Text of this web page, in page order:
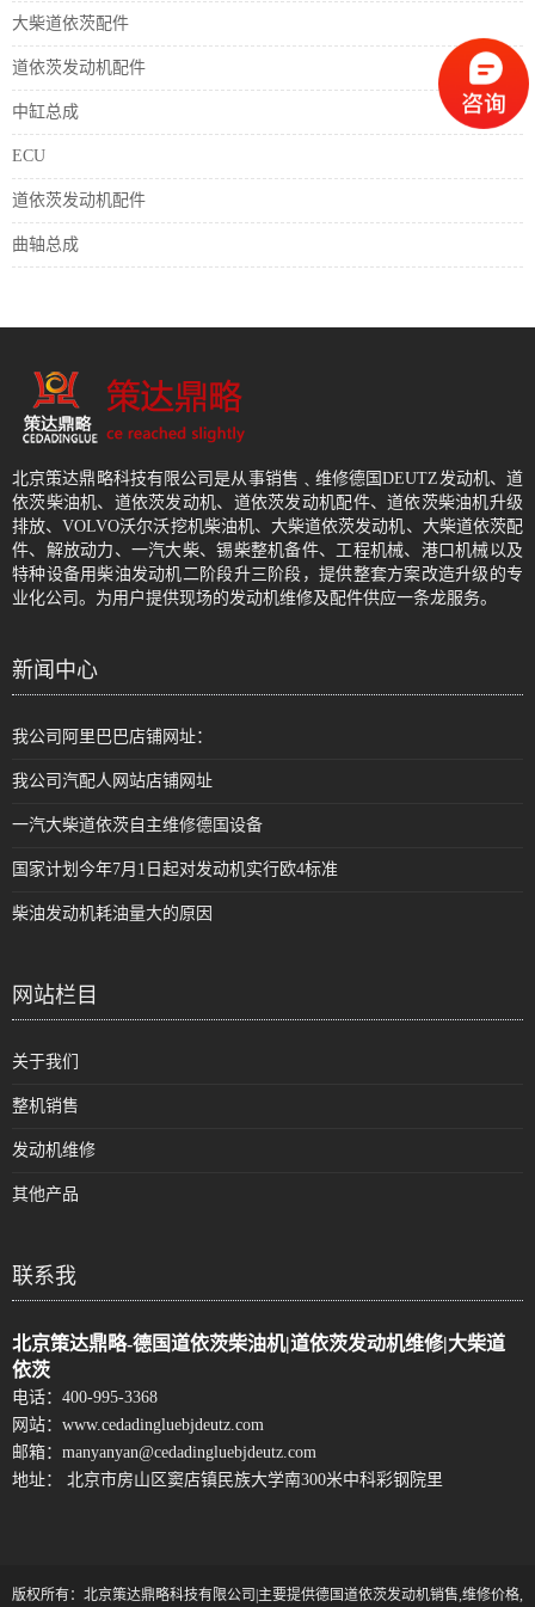
大柴道依茨配件
道依茨发动机配件
中缸总成
ECU
道依茨发动机配件
曲轴总成
北京策达鼎略科技有限公司是从事销售﹑维修德国DEUTZ发动机、道
依茨柴油机、道依茨发动机、道依茨发动机配件、道依茨柴油机升级
排放、VOLVO沃尔沃挖机柴油机、大柴道依茨发动机、大柴道依茨配
件、解放动力、一汽大柴、锡柴整机备件、工程机械、港口机械以及
特种设备用柴油发动机二阶段升三阶段，提供整套方案改造升级的专
业化公司。为用户提供现场的发动机维修及配件供应一条龙服务。
新闻中心
我公司阿里巴巴店铺网址：
我公司汽配人网站店铺网址
一汽大柴道依茨自主维修德国设备
国家计划今年7月1日起对发动机实行欧4标准
柴油发动机耗油量大的原因
网站栏目
关于我们
整机销售
发动机维修
其他产品
联系我
北京策达鼎略-德国道依茨柴油机|道依茨发动机维修|大柴道
依茨
电话： 400-995-3368
网站： www.cedadingluebjdeutz.com
邮箱： manyanyan@cedadingluebjdeutz.com
地址： 北京市房山区窦店镇民族大学南300米中科彩钢院里
版权所有：北京策达鼎略科技有限公司|主要提供德国道依茨发动机销售,维修价格,